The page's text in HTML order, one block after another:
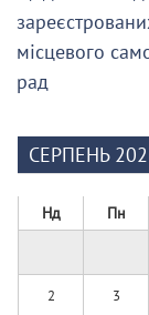
місцевого
рад
СЕРПЕНЬ
Нд Пн
2 3